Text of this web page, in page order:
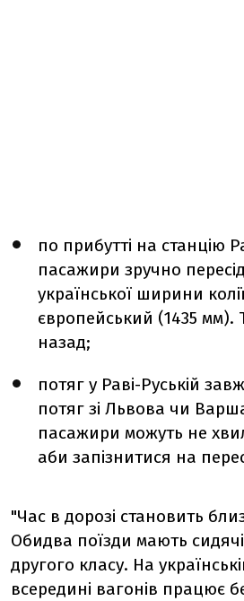
по прибутті на станцію
пасажири зручно
української ширини
європейський (1435 мм).
назад;
потяг у Раві-Руській
потяг зі Львова чи
пасажири можуть не
аби запізнитися на
"Час в дорозі становить
Обидва поїзди мають
другого класу. На
всередині вагонів працює